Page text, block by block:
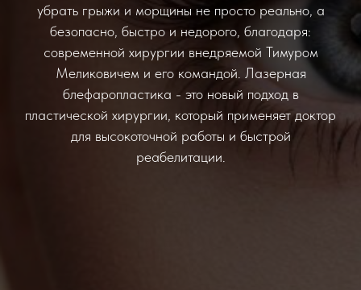
убрать грыжи и морщины не просто реально, а
безопасно, быстро и недорого, благодаря:
современной хирургии внедряемой Тимуром
Меликовичем и его командой. Лазерная
блефаропластика - это новый подход в
пластической хирургии, который применяет доктор
для высокоточной работы и быстрой
реабелитации.